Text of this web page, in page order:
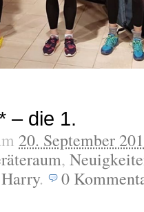
– die 1.
20. September
,
Harry. 0